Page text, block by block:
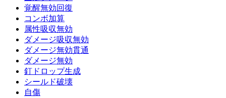
覚醒無効回復
コンボ加算
属性吸収無効
ダメージ吸収無効
ダメージ無効貫通
ダメージ無効
釘ドロップ生成
シールド破壊
自傷